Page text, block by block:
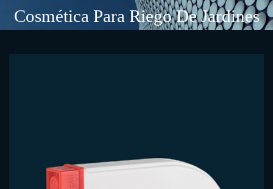
Cosmética Para Riego De Jardines